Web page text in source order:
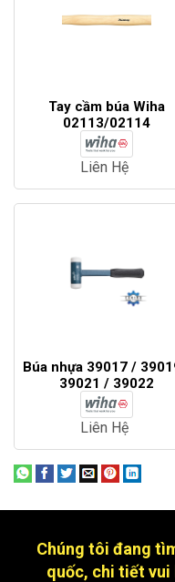
Tay cầm búa Wiha
02113/02114
Liên Hệ
Búa nhựa 39017 /
39021 / 39022
Liên Hệ
Chúng tôi đang
quốc, chi tiết vui